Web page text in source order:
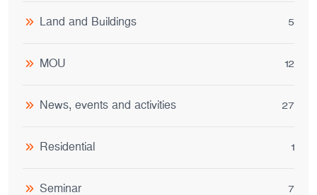
Land and Buildings 5
MOU 12
News, events and activities 27
Residential 1
Seminar 7